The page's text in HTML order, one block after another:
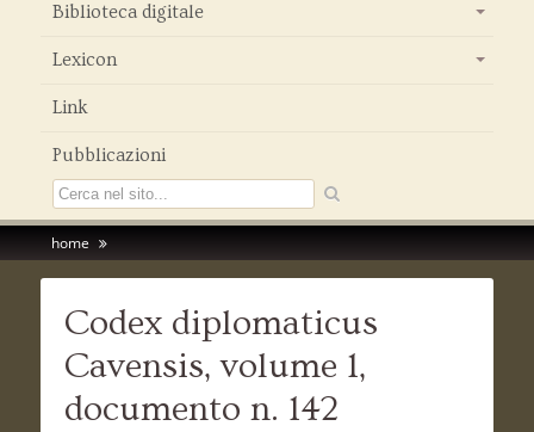
Biblioteca digitale
Lexicon
Link
Pubblicazioni
home
Codex diplomaticus
Cavensis, volume 1,
documento n. 142